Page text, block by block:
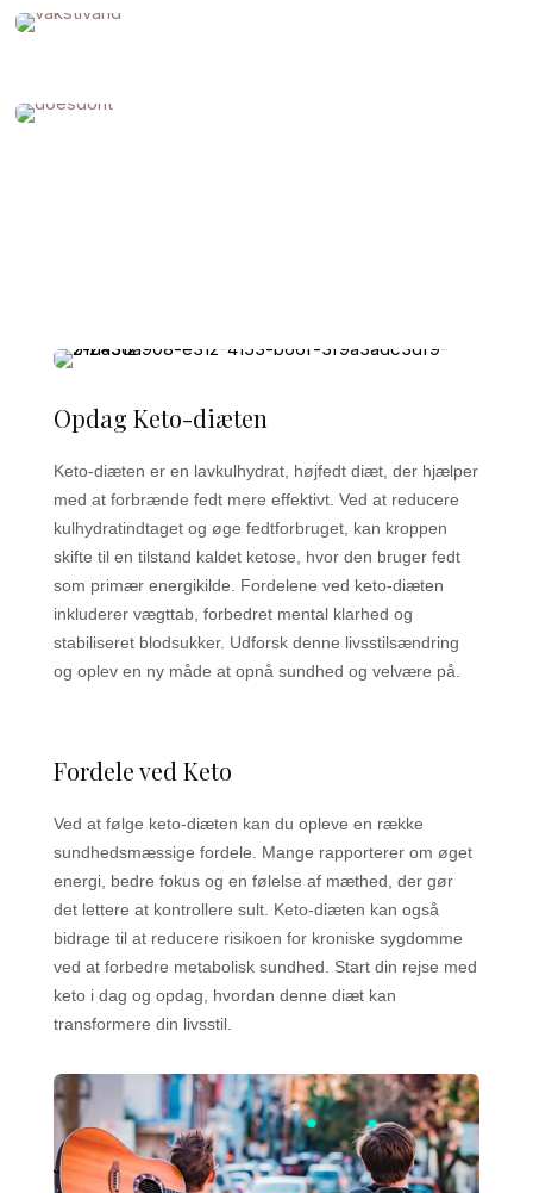
Opdag Keto-diæten
Keto-diæten er en lavkulhydrat, højfedt diæt, der hjælper
med at forbrænde fedt mere effektivt. Ved at reducere
kulhydratindtaget og øge fedtforbruget, kan kroppen
skifte til en tilstand kaldet ketose, hvor den bruger fedt
som primær energikilde. Fordelene ved keto-diæten
inkluderer vægttab, forbedret mental klarhed og
stabiliseret blodsukker. Udforsk denne livsstilsændring
og oplev en ny måde at opnå sundhed og velvære på.
Fordele ved Keto
Ved at følge keto-diæten kan du opleve en række
sundhedsmæssige fordele. Mange rapporterer om øget
energi, bedre fokus og en følelse af mæthed, der gør
det lettere at kontrollere sult. Keto-diæten kan også
bidrage til at reducere risikoen for kroniske sygdomme
ved at forbedre metabolisk sundhed. Start din rejse med
keto i dag og opdag, hvordan denne diæt kan
transformere din livsstil.